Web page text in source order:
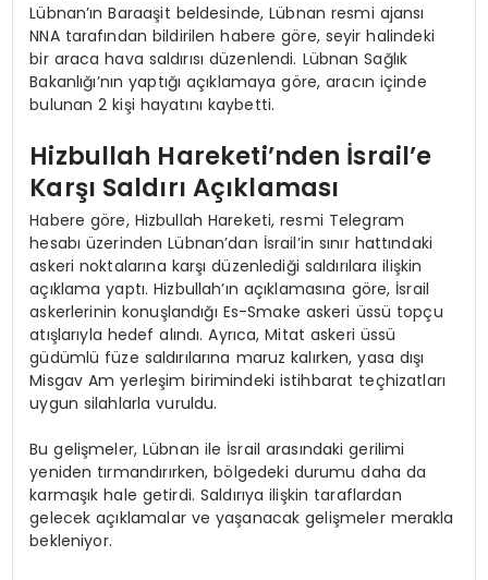
Lübnan’ın Baraaşit beldesinde, Lübnan resmi ajansı
NNA tarafından bildirilen habere göre, seyir halindeki
bir araca hava saldırısı düzenlendi. Lübnan Sağlık
Bakanlığı’nın yaptığı açıklamaya göre, aracın içinde
bulunan 2 kişi hayatını kaybetti.
Hizbullah Hareketi’nden İsrail’e
Karşı Saldırı Açıklaması
Habere göre, Hizbullah Hareketi, resmi Telegram
hesabı üzerinden Lübnan’dan İsrail’in sınır hattındaki
askeri noktalarına karşı düzenlediği saldırılara ilişkin
açıklama yaptı. Hizbullah’ın açıklamasına göre, İsrail
askerlerinin konuşlandığı Es-Smake askeri üssü topçu
atışlarıyla hedef alındı. Ayrıca, Mitat askeri üssü
güdümlü füze saldırılarına maruz kalırken, yasa dışı
Misgav Am yerleşim birimindeki istihbarat teçhizatları
uygun silahlarla vuruldu.
Bu gelişmeler, Lübnan ile İsrail arasındaki gerilimi
yeniden tırmandırırken, bölgedeki durumu daha da
karmaşık hale getirdi. Saldırıya ilişkin taraflardan
gelecek açıklamalar ve yaşanacak gelişmeler merakla
bekleniyor.